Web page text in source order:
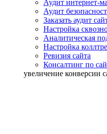
Аудит интернет-
Аудит
Заказать аудит
Настройка
Аналитическая
Настройка
Ревизия сайта
Консалтинг по
увеличение конверсии